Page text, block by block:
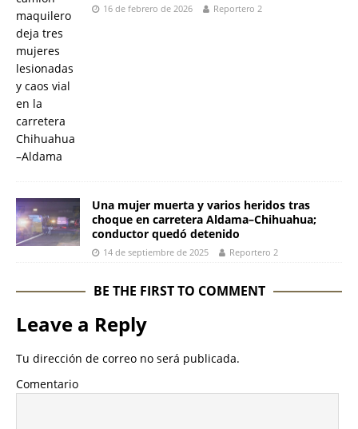
16 de febrero de 2026 Reportero 2
Una mujer muerta y varios heridos tras
choque en carretera Aldama–Chihuahua;
conductor quedó detenido
14 de septiembre de 2025 Reportero 2
BE THE FIRST TO COMMENT
Leave a Reply
Tu dirección de correo no será publicada.
Comentario